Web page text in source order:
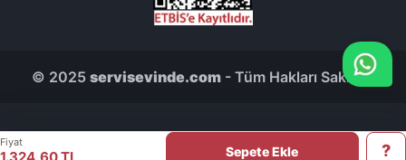
Fiyat
Sepete Ekle
© 2025 servisevinde.com- Tüm Hakları Saklıdır.